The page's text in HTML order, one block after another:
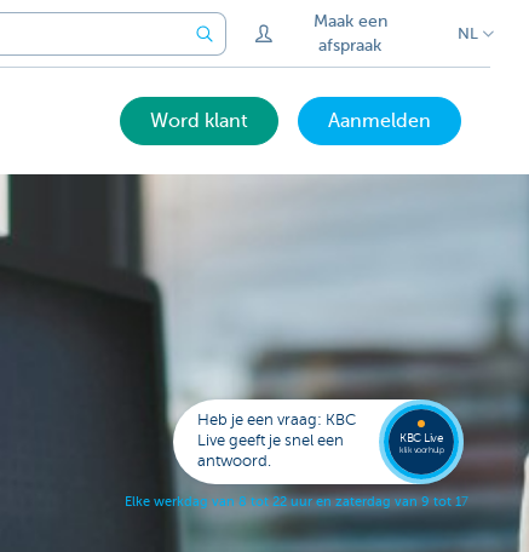
Maak een
afspraak
NL
Word klant Aanmelden
Heb je een vraag: KBC
Live geeft je snel een
antwoord.
Elke werkdag van 8 tot 22 uur en zaterdag van 9 tot 17
KBC Live
klik voor hulp
Laat je